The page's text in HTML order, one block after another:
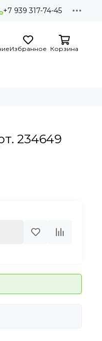
+7 939 317-74-45
Избранное Корзина
234649